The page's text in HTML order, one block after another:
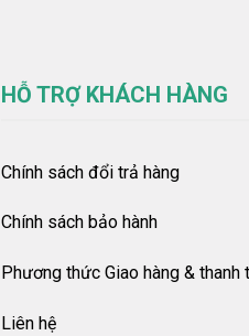
HỖ TRỢ KHÁCH HÀNG
Chính sách đổi trả hàng
Chính sách bảo hành
Phương thức Giao hàng & thanh
Liên hệ